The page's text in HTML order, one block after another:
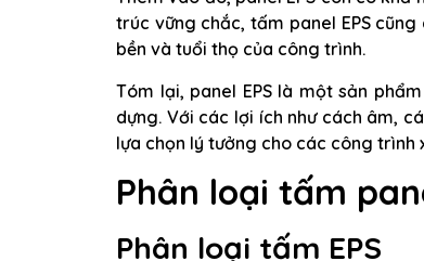
trúc vững chắc, tấm panel EPS
bền và tuổi thọ của công trình.
Tóm lại, panel EPS là một sản
dựng. Với các lợi ích như cách âm,
lựa chọn lý tưởng cho các công trình
Phân loại tấm
Phân loại tấm EPS